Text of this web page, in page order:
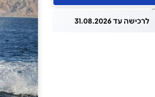
לרכישה עד 31.08.2026